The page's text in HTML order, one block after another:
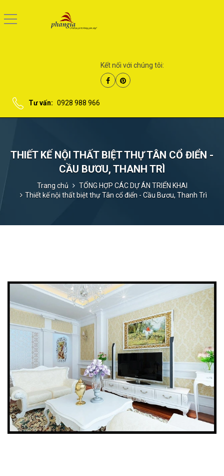
Kết nối với chúng tôi:
Tư vấn: 0928 988 966
THIẾT KẾ NỘI THẤT BIỆT THỰ TÂN CỔ ĐIỂN -
CẦU BƯƠU, THANH TRÌ
Trang chủ
TỔNG HỢP CÁC DỰ ÁN TRIỂN KHAI
Thiết kế nội thất biệt thự Tân cổ điển - Cầu Bươu, Thanh Trì